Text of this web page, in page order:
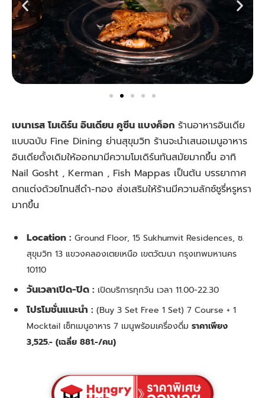
เบนาเรส โมเดิร์น อินเดียน คูซีน แบงค็อก ร้านอาหารอินเดีย
แบบฉบับ Fine Dining ย่านสุขุมวิท ร้านจะนำเสนอเมนูอาหาร
อินเดียดั้งเดิมให้ออกมามีความโมเดิร์นทันสมัยมากขึ้น อาทิ
Nail Gosht , Kerman , Fish Mappas เป็นต้น บรรยากาศ
ตกแต่งด้วยโทนสีดำ-ทอง ส่งเสริมให้ร้านมีความลักซ์ชูรี่หรูหรา
มากขึ้น
Location : Ground Floor, 15 Sukhumvit Residences, ซ.
สุขุมวิท 13 แขวงคลองเตยเหนือ เขตวัฒนา กรุงเทพมหานคร
10110
วันเวลาเปิด-ปิด : เปิดบริการทุกวัน เวลา 11.00-22.30
โปรโมชั่นแนะนำ : (Buy 3 Set Free 1 Set) 7 Course + 1
Mocktail เซ็ทเมนูอาหาร 7 เมนูพร้อมเครื่องดื่ม ราคาเพียง
3,525.- (เฉลี่ย 881.-/คน)